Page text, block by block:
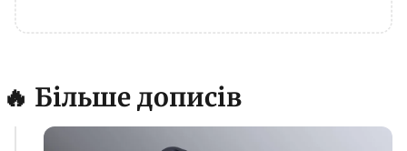
🔥 Більше дописів